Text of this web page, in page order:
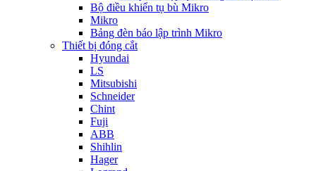
Bộ điều khiển tụ bù Mikro
Mikro
Bảng đèn báo lập trình Mikro
Thiết bị đóng cắt
Hyundai
LS
Mitsubishi
Schneider
Chint
Fuji
ABB
Shihlin
Hager